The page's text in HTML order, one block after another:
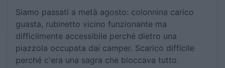
Siamo passati a metà agosto: colonnina carico
guasta, rubinetto vicino funzionante ma
difficilmente accessibile perché dietro una
piazzola occupata dai camper. Scarico difficile
perché c'era una sagra che bloccava tutto.